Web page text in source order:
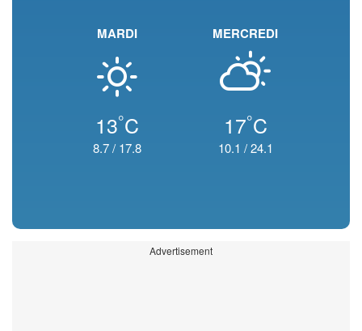
MARDI
13°C
8.7/ 17.8
MERCREDI
17°C
10.1 /24.1
Advertisement